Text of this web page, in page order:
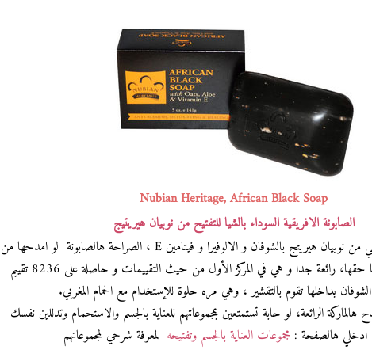
Nubian Heritage, African Black Soap
الصابونة الافريقية السوداء بالشيا للتفتيح من نوبيان هيريتيج
الصابون الاسود الافريقي من نوبيان هيريتج بالشوفان و الالوفيرا و فيتامين E ، الصراحة هالصابونة لو امدحها من
حقها، رائعة جدا و هي في المركز الأول من حيث التقييمات و حاصلة على 8236 تقييم
بداخلها تقوم بالتقشير ، وهي مره حلوة للإستخدام مع الحمام المغربي.
الرائعة، لو حابة تستمتعين بمجموعاتهم للعناية بالجسم والاستحمام وتدللين نفسك
هالصفحة :مجموعات العناية بالجسم وتفتيحه لمعرفة شرحي لمجموعاتهم